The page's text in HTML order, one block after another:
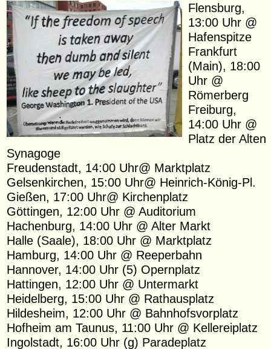
Flensburg,
13:00 Uhr @
Hafenspitze
Frankfurt
(Main), 18:00
Uhr @
Römerberg
Freiburg,
14:00 Uhr @
Platz der Alten
Synagoge
Freudenstadt, 14:00 Uhr@ Marktplatz
Gelsenkirchen, 15:00 Uhr@ Heinrich-König-Pl.
Gießen, 17:00 Uhr@ Kirchenplatz
Göttingen, 12:00 Uhr @ Auditorium
Hachenburg, 14:00 Uhr @ Alter Markt
Halle (Saale), 18:00 Uhr @ Marktplatz
Hamburg, 14:00 Uhr @ Reeperbahn
Hannover, 14:00 Uhr (5) Opernplatz
Hattingen, 12:00 Uhr @ Untermarkt
Heidelberg, 15:00 Uhr @ Rathausplatz
Hildesheim, 12:00 Uhr @ Bahnhofsvorplatz
Hofheim am Taunus, 11:00 Uhr @ Kellereiplatz
Ingolstadt, 16:00 Uhr (g) Paradeplatz